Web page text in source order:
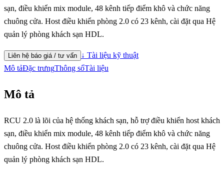
sạn, điều khiển mix module, 48 kênh tiếp điểm khô và chức năng
chuông cửa. Host điều khiển phòng 2.0 có 23 kênh, cài đặt qua Hệ
quản lý phòng khách sạn HDL.
Liên hệ báo giá / tư vấn
↓ Tài liệu kỹ thuật
Mô tảĐặc trưngThông sốTài liệu
Mô tả
RCU 2.0 là lõi của hệ thống khách sạn, hỗ trợ điều khiển host khách
sạn, điều khiển mix module, 48 kênh tiếp điểm khô và chức năng
chuông cửa. Host điều khiển phòng 2.0 có 23 kênh, cài đặt qua Hệ
quản lý phòng khách sạn HDL.